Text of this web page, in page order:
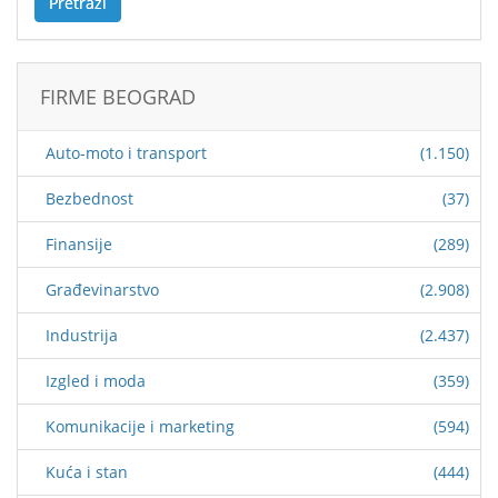
FIRME BEOGRAD
Auto-moto i transport (1.150)
Bezbednost (37)
Finansije (289)
Građevinarstvo (2.908)
Industrija (2.437)
Izgled i moda (359)
Komunikacije i marketing (594)
Kuća i stan (444)